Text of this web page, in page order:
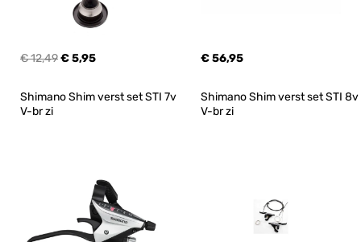
€ 12,49€ 5,95 € 56,95
Shimano Shim verst set STI 7v
V-br zi
Shimano Shim verst set STI 8v
V-br zi